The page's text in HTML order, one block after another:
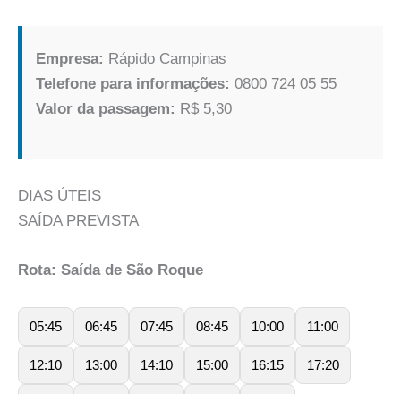
Empresa: Rápido Campinas
Telefone para informações: 0800 724 05 55
Valor da passagem: R$ 5,30
DIAS ÚTEIS
SAÍDA PREVISTA
Rota: Saída de São Roque
05:45 06:45 07:45 08:45 10:00 11:00
12:10 13:00 14:10 15:00 16:15 17:20